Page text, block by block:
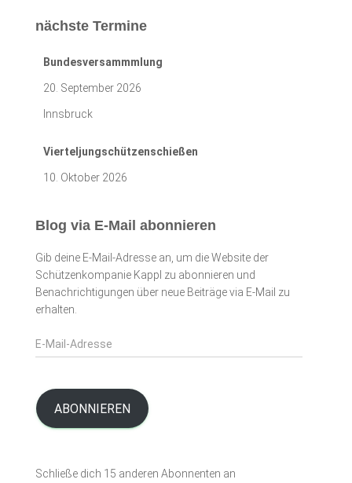
nächste Termine
Bundesversammmlung
20. September 2026
Innsbruck
Vierteljungschützenschießen
10. Oktober 2026
Blog via E-Mail abonnieren
Gib deine E-Mail-Adresse an, um die Website der
Schützenkompanie Kappl zu abonnieren und
Benachrichtigungen über neue Beiträge via E-Mail zu
erhalten.
E
-
i
d
ABONNIEREN
Schließe dich 15 anderen Abonnenten an